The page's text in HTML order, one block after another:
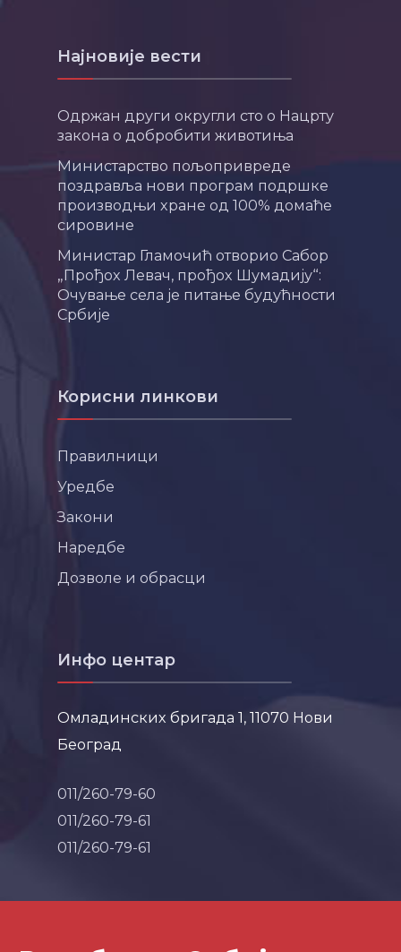
Најновије вести
Одржан други округли сто о Нацрту
закона о добробити животиња
Министарство пољопривреде
поздравља нови програм подршке
производњи хране од 100% домаће
сировине
Министар Гламочић отворио Сабор
„Прођох Левач, прођох Шумадију“:
Очување села је питање будућности
Србије
Корисни линкови
Правилници
Уредбе
Закони
Наредбе
Дозволе и обрасци
Инфо центар
Омладинских бригада 1, 11070 Нови
Београд
011/260-79-60
011/260-79-61
011/260-79-61